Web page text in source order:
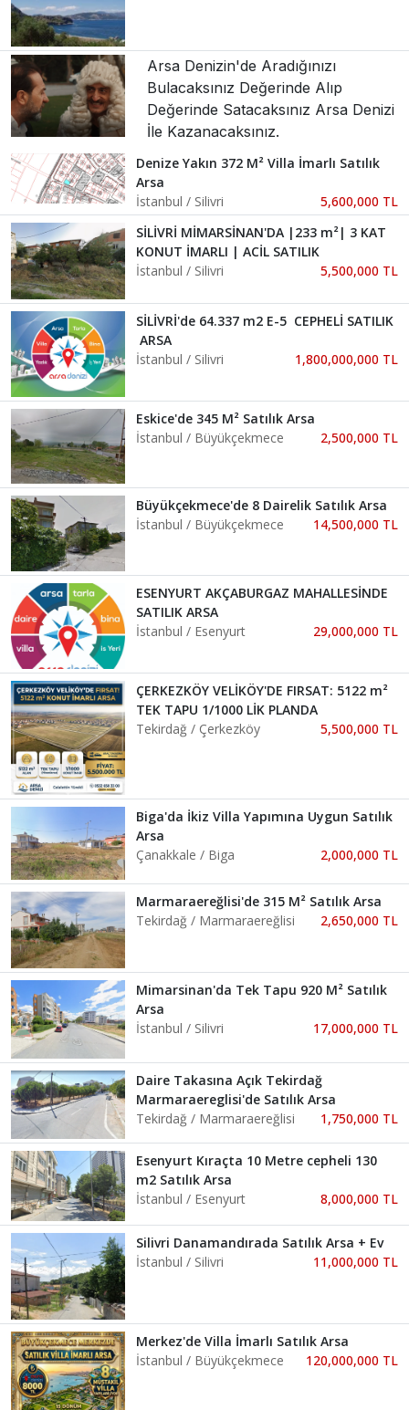
Arsa Denizin'de Aradığınızı
Bulacaksınız Değerinde Alıp
Değerinde Satacaksınız Arsa Denizi
İle Kazanacaksınız.
Denize Yakın 372 M² Villa İmarlı Satılık
Arsa
İstanbul / Silivri
5,600,000 TL
SİLİVRİ MİMARSİNAN'DA |233 m²| 3 KAT
KONUT İMARLI | ACİL SATILIK
İstanbul / Silivri
5,500,000 TL
SİLİVRİ'de 64.337 m2 E-5 CEPHELİ SATILIK
ARSA
İstanbul / Silivri
1,800,000,000 TL
Eskice'de 345 M² Satılık Arsa
İstanbul / Büyükçekmece
2,500,000 TL
Büyükçekmece'de 8 Dairelik Satılık Arsa
İstanbul / Büyükçekmece
14,500,000 TL
ESENYURT AKÇABURGAZ MAHALLESİNDE
SATILIK ARSA
İstanbul / Esenyurt
29,000,000 TL
ÇERKEZKÖY VELİKÖY'DE FIRSAT: 5122 m²
TEK TAPU 1/1000 LİK PLANDA
Tekirdağ / Çerkezköy
5,500,000 TL
Biga'da İkiz Villa Yapımına Uygun Satılık
Arsa
Çanakkale / Biga
2,000,000 TL
Marmaraereğlisi'de 315 M² Satılık Arsa
Tekirdağ / Marmaraereğlisi
2,650,000 TL
Mimarsinan'da Tek Tapu 920 M² Satılık
Arsa
İstanbul / Silivri
17,000,000 TL
Daire Takasına Açık Tekirdağ
Marmaraereglisi'de Satılık Arsa
Tekirdağ / Marmaraereğlisi
1,750,000 TL
Esenyurt Kıraçta 10 Metre cepheli 130
m2 Satılık Arsa
İstanbul / Esenyurt
8,000,000 TL
Silivri Danamandırada Satılık Arsa + Ev
İstanbul / Silivri
11,000,000 TL
Merkez'de Villa İmarlı Satılık Arsa
İstanbul / Büyükçekmece
120,000,000 TL